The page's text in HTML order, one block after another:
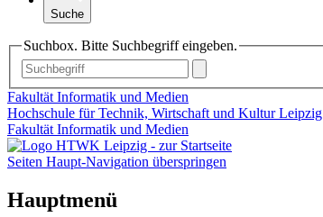
Suche
Suchbox. Bitte Suchbegriff eingeben.
Fakultät Informatik und Medien
Hochschule für Technik, Wirtschaft und Kultur Leipzig
Fakultät Informatik und Medien
Seiten Haupt-Navigation überspringen
Hauptmenü